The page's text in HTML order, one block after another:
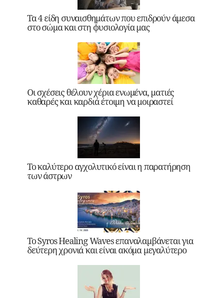
Τα 4 είδη συναισθημάτων που επιδρούν άμεσα
στο σώμα και στη φυσιολογία μας
Οι σχέσεις θέλουν χέρια ενωμένα, ματιές
καθαρές και καρδιά έτοιμη να μοιραστεί
Το καλύτερο αγχολυτικό είναι η παρατήρηση
των άστρων
Το Syros Healing Waves επαναλαμβάνεται για
δεύτερη χρονιά και είναι ακόμα μεγαλύτερο